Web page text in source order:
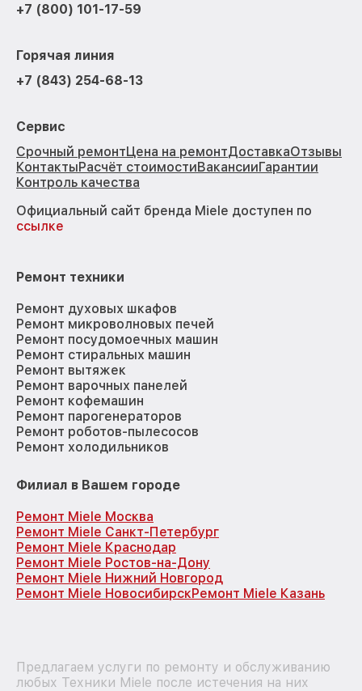
+7 (800) 101-17-59
Горячая линия
+7 (843) 254-68-13
Сервис
Срочный ремонтЦена на ремонтДоставкаОтзывы
КонтактыРасчёт стоимостиВакансииГарантии
Контроль качества
Официальный сайт бренда Miele доступен по
ссылке
Ремонт техники
Ремонт духовых шкафов
Ремонт микроволновых печей
Ремонт посудомоечных машин
Ремонт стиральных машин
Ремонт вытяжек
Ремонт варочных панелей
Ремонт кофемашин
Ремонт парогенераторов
Ремонт роботов-пылесосов
Ремонт холодильников
Филиал в Вашем городе
Ремонт Miele Москва
Ремонт Miele Санкт-Петербург
Ремонт Miele Краснодар
Ремонт Miele Ростов-на-Дону
Ремонт Miele Нижний Новгород
Ремонт Miele НовосибирскРемонт Miele Казань
Предлагаем услуги по ремонту и обслуживанию
любых Техники Miele после истечения на них